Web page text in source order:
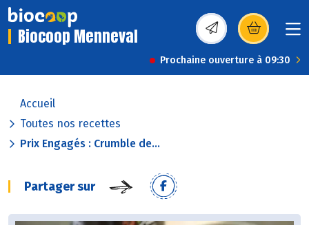
Biocoop Menneval (s’ouvre dans une
Prochaine ouverture à 09:30
Accueil
Toutes nos recettes
Prix Engagés : Crumble de...
Partager sur